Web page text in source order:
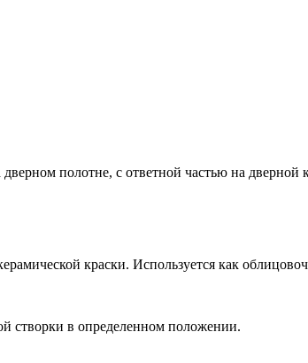
полотне, с ответной частью на дверной
краски. Используется как
створки в определенном положении.